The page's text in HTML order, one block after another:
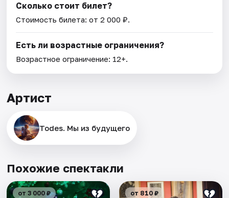
Сколько стоит билет?
Стоимость билета: от 2 000 ₽.
Есть ли возрастные ограничения?
Возрастное ограничение: 12+.
Артист
Todes. Мы из будущего
Похожие спектакли
от 3 000 ₽ от 810 ₽